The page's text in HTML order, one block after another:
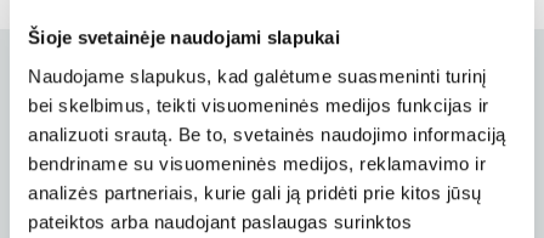
Šioje svetainėje naudojami slapukai
Naudojame slapukus, kad galėtume suasmeninti turinį
bei skelbimus, teikti visuomeninės medijos funkcijas ir
analizuoti srautą. Be to, svetainės naudojimo informaciją
bendriname su visuomeninės medijos, reklamavimo ir
analizės partneriais, kurie gali ją pridėti prie kitos jūsų
pateiktos arba naudojant paslaugas surinktos
SIŪLOME VISAS TALPINIMO PASLAUGAS
Viskas, ko reikia tapti matomiems
internete.